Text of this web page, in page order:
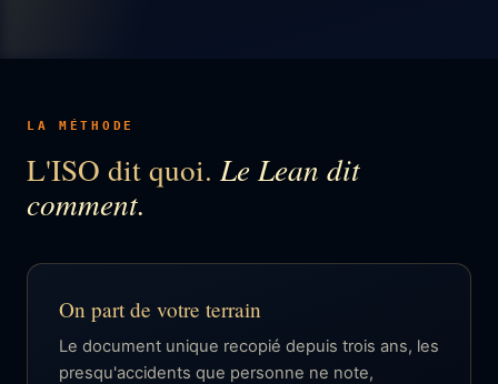
LA MÉTHODE
L'ISO dit quoi. Le Lean dit
comment.
On part de votre terrain
Le document unique recopié depuis trois ans, les
presqu'accidents que personne ne note,